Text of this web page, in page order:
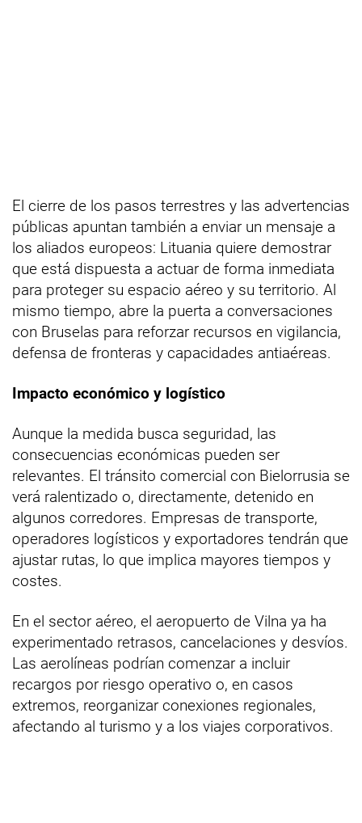
El cierre de los pasos terrestres y las advertencias
públicas apuntan también a enviar un mensaje a
los aliados europeos: Lituania quiere demostrar
que está dispuesta a actuar de forma inmediata
para proteger su espacio aéreo y su territorio. Al
mismo tiempo, abre la puerta a conversaciones
con Bruselas para reforzar recursos en vigilancia,
defensa de fronteras y capacidades antiaéreas.
Impacto económico y logístico
Aunque la medida busca seguridad, las
consecuencias económicas pueden ser
relevantes. El tránsito comercial con Bielorrusia se
verá ralentizado o, directamente, detenido en
algunos corredores. Empresas de transporte,
operadores logísticos y exportadores tendrán que
ajustar rutas, lo que implica mayores tiempos y
costes.
En el sector aéreo, el aeropuerto de Vilna ya ha
experimentado retrasos, cancelaciones y desvíos.
Las aerolíneas podrían comenzar a incluir
recargos por riesgo operativo o, en casos
extremos, reorganizar conexiones regionales,
afectando al turismo y a los viajes corporativos.